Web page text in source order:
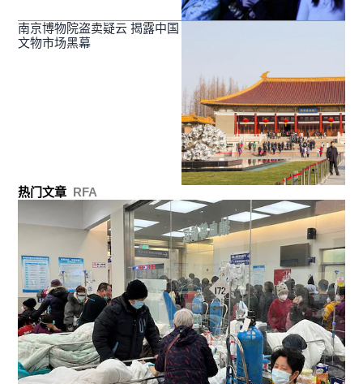
南京博物院盗卖疑云 揭露中国
文物市场黑幕
热门文章 RFA